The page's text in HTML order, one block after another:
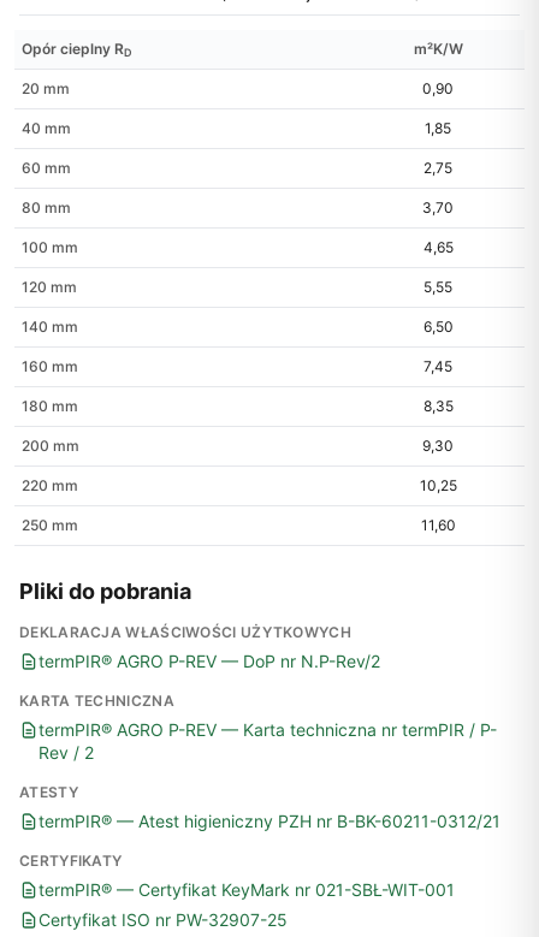
Opór cieplny RD m²K/W
20 mm 0,90
40 mm 1,85
60 mm 2,75
80 mm 3,70
100 mm 4,65
120 mm 5,55
140 mm 6,50
160 mm 7,45
180 mm 8,35
200 mm 9,30
220 mm 10,25
250 mm 11,60
Pliki do pobrania
DEKLARACJA WŁAŚCIWOŚCI UŻYTKOWYCH
termPIR® AGRO P-REV — DoP nr N.P-Rev/2
KARTA TECHNICZNA
termPIR® AGRO P-REV — Karta techniczna nr termPIR / P-
Rev / 2
ATESTY
termPIR® — Atest higieniczny PZH nr B-BK-60211-0312/21
CERTYFIKATY
termPIR® — Certyfikat KeyMark nr 021-SBŁ-WIT-001
Certyfikat ISO nr PW-32907-25